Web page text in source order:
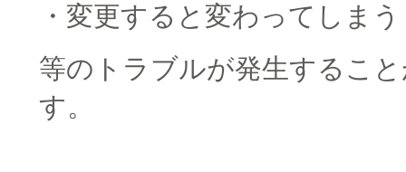
・変更すると変わってしまう
等のトラブルが発生するこ
す。